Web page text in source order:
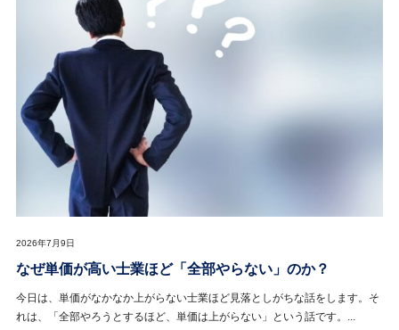
2026年7月9日
なぜ単価が高い士業ほど「全部やらない」のか？
今日は、単価がなかなか上がらない士業ほど見落としがちな話をします。そ
れは、「全部やろうとするほど、単価は上がらない」という話です。...